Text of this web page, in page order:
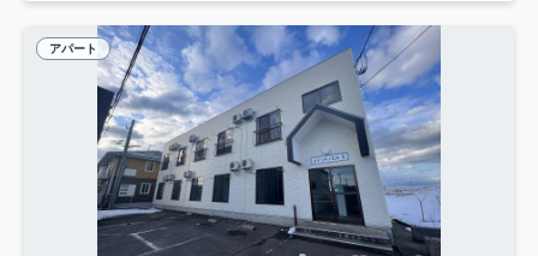
アパート